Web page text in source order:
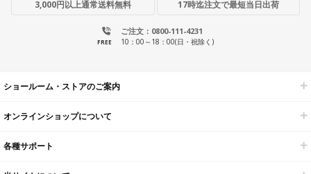
3,000円以上通常送料無料 17時迄注文で最短当日出荷
ご注文：0800-111-4231
FREE 10：00～18：00(日・祝除く)
ショールーム・ストアのご案内
オンラインショップについて
各種サポート